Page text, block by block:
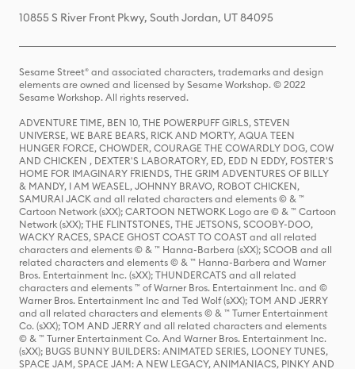
10855 S River Front Pkwy, South Jordan, UT 84095
Sesame Street® and associated characters, trademarks and design
elements are owned and licensed by Sesame Workshop. © 2022
Sesame Workshop. All rights reserved.
ADVENTURE TIME, BEN 10, THE POWERPUFF GIRLS, STEVEN
UNIVERSE, WE BARE BEARS, RICK AND MORTY, AQUA TEEN
HUNGER FORCE, CHOWDER, COURAGE THE COWARDLY DOG, COW
AND CHICKEN , DEXTER'S LABORATORY, ED, EDD N EDDY, FOSTER'S
HOME FOR IMAGINARY FRIENDS, THE GRIM ADVENTURES OF BILLY
& MANDY, I AM WEASEL, JOHNNY BRAVO, ROBOT CHICKEN,
SAMURAI JACK and all related characters and elements © & ™
Cartoon Network (sXX); CARTOON NETWORK Logo are © & ™ Cartoon
Network (sXX); THE FLINTSTONES, THE JETSONS, SCOOBY-DOO,
WACKY RACES, SPACE GHOST COAST TO COAST and all related
characters and elements © & ™ Hanna-Barbera (sXX); SCOOB and all
related characters and elements © & ™ Hanna-Barbera and Warner
Bros. Entertainment Inc. (sXX); THUNDERCATS and all related
characters and elements ™ of Warner Bros. Entertainment Inc. and ©
Warner Bros. Entertainment Inc and Ted Wolf (sXX); TOM AND JERRY
and all related characters and elements © & ™ Turner Entertainment
Co. (sXX); TOM AND JERRY and all related characters and elements
© & ™ Turner Entertainment Co. And Warner Bros. Entertainment Inc.
(sXX); BUGS BUNNY BUILDERS: ANIMATED SERIES, LOONEY TUNES,
SPACE JAM, SPACE JAM: A NEW LEGACY, ANIMANIACS, PINKY AND